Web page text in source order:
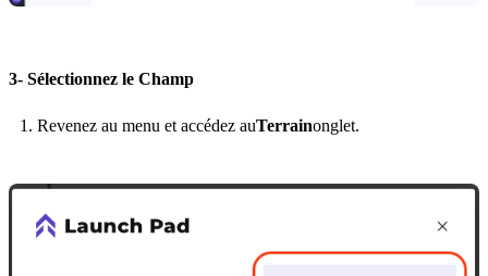
3- Sélectionnez le Champ
Revenez au menu et accédez auTerrainonglet.